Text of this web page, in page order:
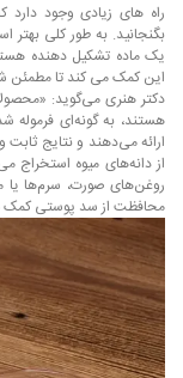
راه های زیادی وجود دارد
بگنجانید. به طور کلی
یک ماده تشکیل دهنده
این کمک می کند تا مطمئن
دکتر هنری می‌گوید:
هستند، به گونه‌ای فرموله
ارائه می‌دهند و نتایج
از دانه‌های میوه
روغن‌های صورت، سرم‌ها یا
محافظت از سد پوستی کمک